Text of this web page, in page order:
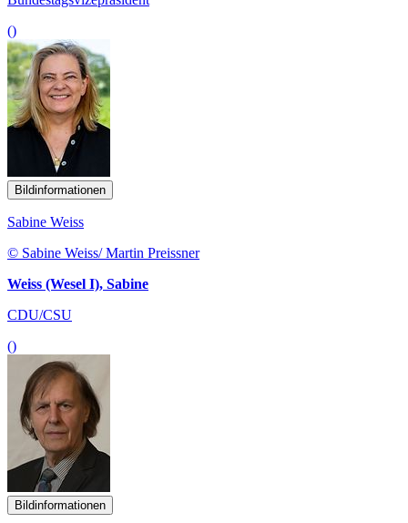
()
Bildinformationen
Sabine Weiss
© Sabine Weiss/ Martin Preissner
Weiss (Wesel I), Sabine
CDU/CSU
()
Bildinformationen